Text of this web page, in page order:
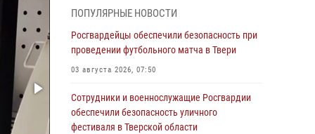
Росгвардейцы в Твери приняли участие в
Сотрудники вневедомственной охраны
совершили 250 выездов и пресекли 20
ПОПУЛЯРНЫЕ НОВОСТИ
Росгвардейцы обеспечили безопасность при
проведении футбольного матча в Твери
03 августа 2026, 07:50
Сотрудники и военнослужащие Росгвардии
обеспечили безопасность уличного
фестиваля в Тверской области